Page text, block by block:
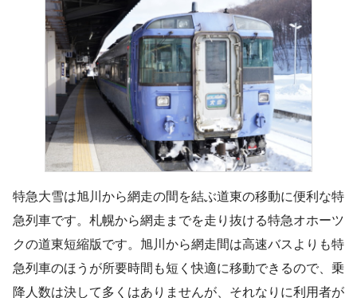
特急大雪は旭川から網走の間を結ぶ道東の移動に便利な特
急列車です。札幌から網走までを走り抜ける特急オホーツ
クの道東短縮版です。旭川から網走間は高速バスよりも特
急列車のほうが所要時間も短く快適に移動できるので、乗
降人数は決して多くはありませんが、それなりに利用者が